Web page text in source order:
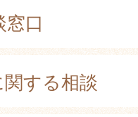
口
する相談